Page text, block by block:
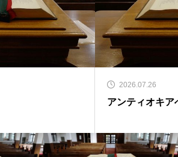
2026.07.26
アンティオキア